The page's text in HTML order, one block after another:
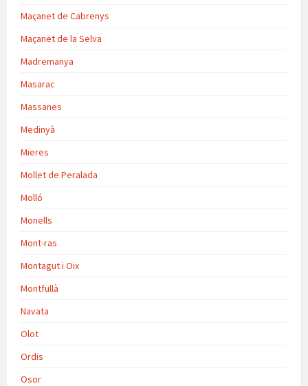
Maçanet de Cabrenys
Maçanet de la Selva
Madremanya
Masarac
Massanes
Medinyà
Mieres
Mollet de Peralada
Molló
Monells
Mont-ras
Montagut i Oix
Montfullà
Navata
Olot
Ordis
Osor